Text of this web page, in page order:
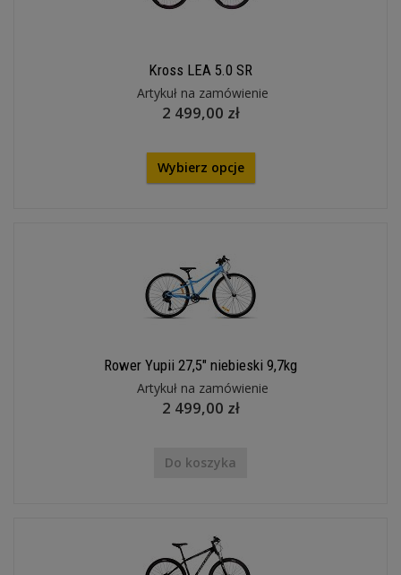
Kross LEA 5.0 SR
Artykuł na zamówienie
2 499,00 zł
Wybierz opcje
Rower Yupii 27,5″ niebieski 9,7kg
Artykuł na zamówienie
2 499,00 zł
Do koszyka